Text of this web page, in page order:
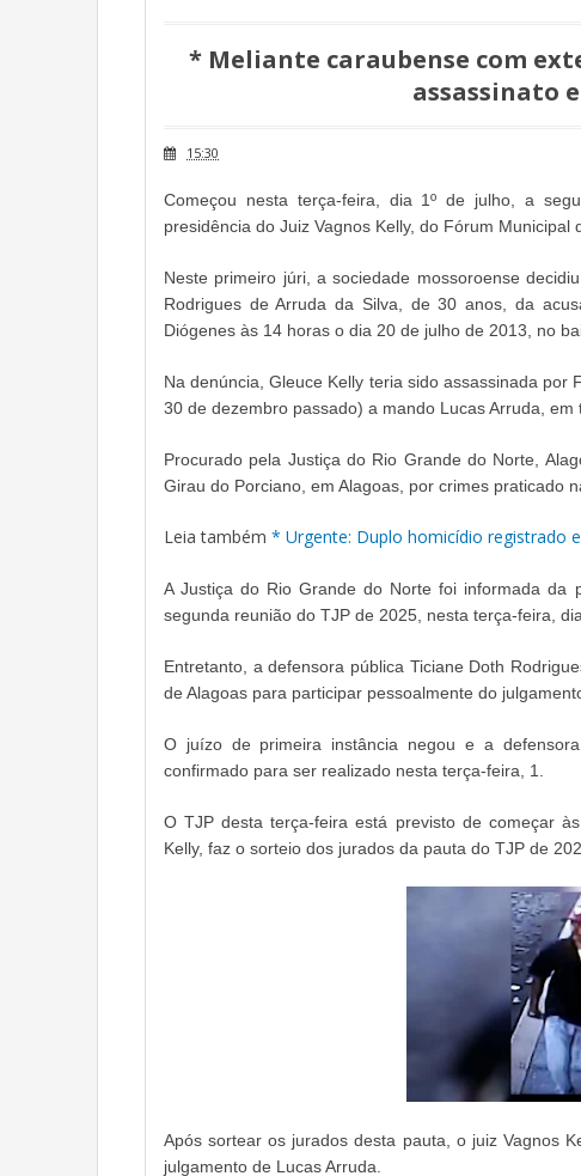
* Meliante caraubense com
assassinato
15:30
Começou nesta terça-feira, dia 1º de julho, a
presidência do Juiz Vagnos Kelly, do Fórum Municipal
Neste primeiro júri, a sociedade mossoroense
Rodrigues de Arruda da Silva, de 30 anos, da
Diógenes às 14 horas o dia 20 de julho de 2013, no
Na denúncia, Gleuce Kelly teria sido assassinada por
30 de dezembro passado) a mando Lucas Arruda,
Procurado pela Justiça do Rio Grande do Norte,
Girau do Porciano, em Alagoas, por crimes praticado
Leia também * Urgente: Duplo homicídio registrado
A Justiça do Rio Grande do Norte foi informada
segunda reunião do TJP de 2025, nesta terça-feira,
Entretanto, a defensora pública Ticiane Doth
de Alagoas para participar pessoalmente do
O juízo de primeira instância negou e a
confirmado para ser realizado nesta terça-feira, 1.
O TJP desta terça-feira está previsto de começar
Kelly, faz o sorteio dos jurados da pauta do TJP de
Após sortear os jurados desta pauta, o juiz Vagnos
julgamento de Lucas Arruda.